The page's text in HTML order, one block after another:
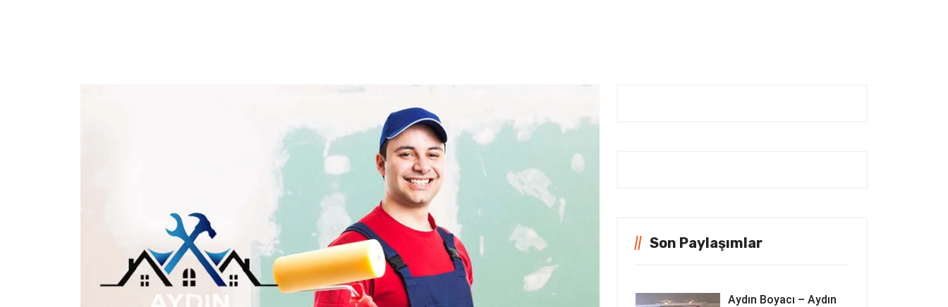
Son Paylaşımlar
Aydın Boyacı – Aydın